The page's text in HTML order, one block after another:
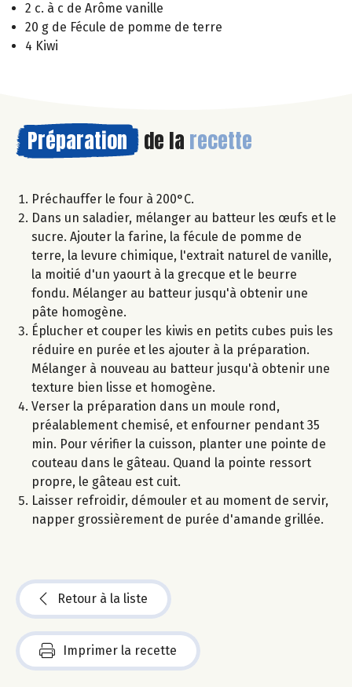
2 c. à c de Arôme vanille
20 g de Fécule de pomme de terre
4 Kiwi
Préparation de la recette
Préchauffer le four à 200°C.
Dans un saladier, mélanger au batteur les œufs et le
sucre. Ajouter la farine, la fécule de pomme de
terre, la levure chimique, l'extrait naturel de vanille,
la moitié d'un yaourt à la grecque et le beurre
fondu. Mélanger au batteur jusqu'à obtenir une
pâte homogène.
Éplucher et couper les kiwis en petits cubes puis les
réduire en purée et les ajouter à la préparation.
Mélanger à nouveau au batteur jusqu'à obtenir une
texture bien lisse et homogène.
Verser la préparation dans un moule rond,
préalablement chemisé, et enfourner pendant 35
min. Pour vérifier la cuisson, planter une pointe de
couteau dans le gâteau. Quand la pointe ressort
propre, le gâteau est cuit.
Laisser refroidir, démouler et au moment de servir,
napper grossièrement de purée d'amande grillée.
Retour à la liste
Imprimer la recette